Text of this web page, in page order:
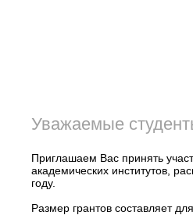
Уважаемые
Приглашаем Вас принять
академических институтов,
году.
Размер грантов составляет